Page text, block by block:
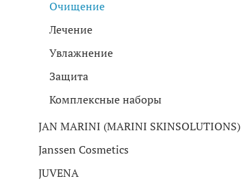
Очищение
Лечение
Увлажнение
Защита
Комплексные наборы
JAN MARINI (MARINI SKINSOLUTIONS)
Janssen Cosmetics
JUVENA